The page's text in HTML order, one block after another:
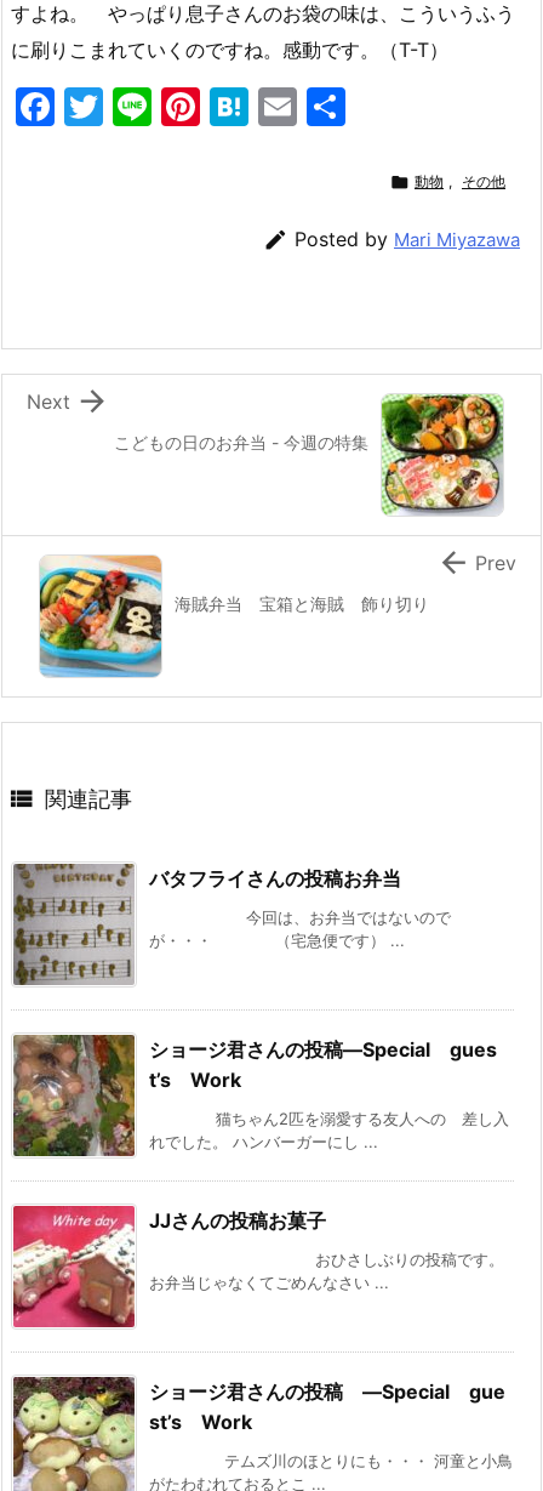
すよね。 やっぱり息子さんのお袋の味は、こういうふう
に刷りこまれていくのですね。感動です。（T-T）
F
o
k
T
Li Pi H
a
E
l
 動物 , その他
 Posted by Mari Miyazawa
こどもの日のお弁当 - 今週の特集

Next
海賊弁当 宝箱と海賊 飾り切り
 Prev
 関連記事
バタフライさんの投稿お弁当
今回は、お弁当ではないので
が・・・ （宅急便です） ...
ショージ君さんの投稿—Special gues
t’s Work
猫ちゃん2匹を溺愛する友人への 差し入
れでした。 ハンバーガーにし ...
JJさんの投稿お菓子
おひさしぶりの投稿です。
お弁当じゃなくてごめんなさい ...
ショージ君さんの投稿 —Special gue
st’s Work
テムズ川のほとりにも・・・ 河童と小鳥
がたわむれておるとこ ...